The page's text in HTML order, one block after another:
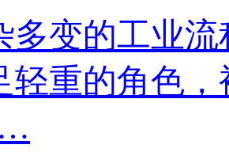
多变的工业流
重的角色
…